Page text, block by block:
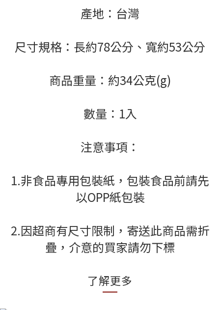
產地：台灣
尺寸規格：長約78公分、寬約53公分
商品重量：約34公克(g)
數量：1入
注意事項：
1.非食品專用包裝紙，包裝食品前請先
以OPP紙包裝
2.因超商有尺寸限制，寄送此商品需折
疊，介意的買家請勿下標
了解更多